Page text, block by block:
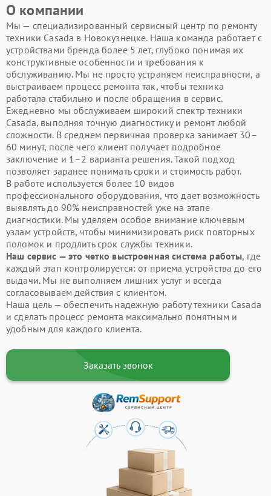
О компании
Мы — специализированный сервисный центр по ремонту
техники Casada в Новокузнецке. Наша команда работает с
устройствами бренда более 5 лет, глубоко понимая их
конструктивные особенности и требования к
обслуживанию. Мы не просто устраняем неисправности, а
выстраиваем процесс ремонта так, чтобы техника
работала стабильно и после обращения в сервис.
Ежедневно мы обслуживаем широкий спектр техники
Casada, выполняя точную диагностику и ремонт любой
сложности. В среднем первичная проверка занимает 30–
60 минут, после чего клиент получает подробное
заключение и 1–2 варианта решения. Такой подход
позволяет заранее понимать сроки и стоимость работ.
В работе используется более 10 видов
профессионального оборудования, что дает возможность
выявлять до 90% неисправностей уже на этапе
диагностики. Мы уделяем особое внимание ключевым
узлам устройств, чтобы минимизировать риск повторных
поломок и продлить срок службы техники.
Наш сервис — это четко выстроенная система работы, где
каждый этап контролируется: от приема устройства до его
выдачи. Мы не выполняем лишних услуг и всегда
согласовываем действия с клиентом.
Наша цель — обеспечить надежную работу техники Casada
и сделать процесс ремонта максимально понятным и
удобным для каждого клиента.
Заказать звонок